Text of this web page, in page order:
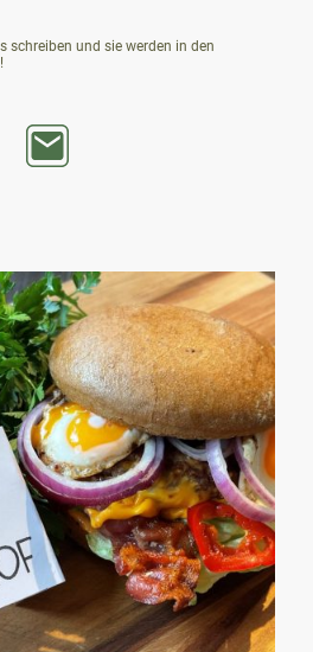
schreiben und sie werden in den